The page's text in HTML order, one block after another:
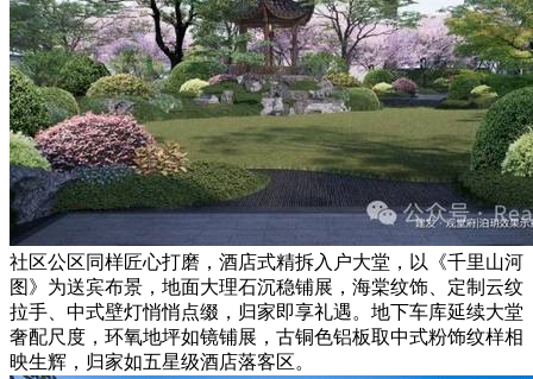
社区公区同样匠心打磨，酒店式精拆入户大堂，以《千里山河
图》为送宾布景，地面大理石沉稳铺展，海棠纹饰、定制云纹
拉手、中式壁灯悄悄点缀，归家即享礼遇。地下车库延续大堂
奢配尺度，环氧地坪如镜铺展，古铜色铝板取中式粉饰纹样相
映生辉，归家如五星级酒店落客区。